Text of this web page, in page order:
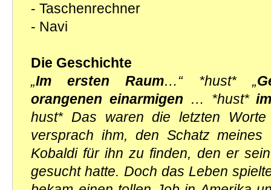
- Taschenrechner
- Navi
Die Geschichte
„Im ersten Raum…“ *hust* „
orangenen einarmigen … *hust*
hust* Das waren die letzten
versprach ihm, den Schatz meines
Kobaldi für ihn zu finden, den er
gesucht hatte. Doch das Leben